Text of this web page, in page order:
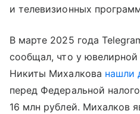
и телевизионных
В марте 2025 года
сообщал, что у
Никиты Михалкова нашли
перед Федеральной
16 млн рублей. Михалков